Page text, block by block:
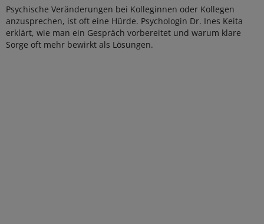
Psychische Veränderungen bei Kolleginnen oder Kollegen
anzusprechen, ist oft eine Hürde. Psychologin Dr. Ines Keita
erklärt, wie man ein Gespräch vorbereitet und warum klare
Sorge oft mehr bewirkt als Lösungen.